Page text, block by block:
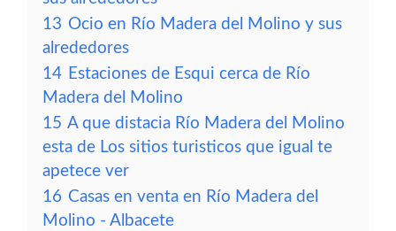
13 Ocio en Río Madera del Molino y sus
alrededores
14 Estaciones de Esqui cerca de Río
Madera del Molino
15 A que distacia Río Madera del Molino
esta de Los sitios turisticos que igual te
apetece ver
16 Casas en venta en Río Madera del
Molino - Albacete